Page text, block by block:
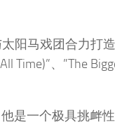
阳马戏团合力打
、”The
是一个极具挑衅